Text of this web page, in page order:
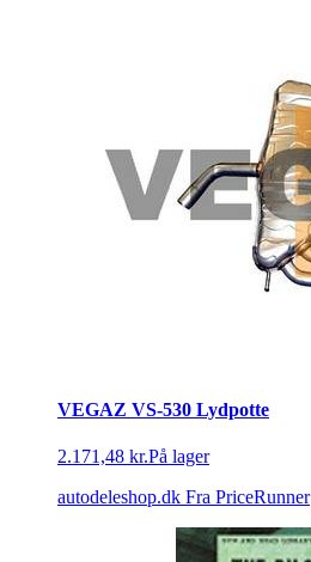
VEGAZ VS-530 Lydpotte
2.171,48 kr.På lager
autodeleshop.dk Fra PriceRunner